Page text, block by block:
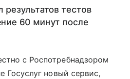
результатов тестов
60 минут после
с Роспотребнадзором
Госуслуг новый сервис,